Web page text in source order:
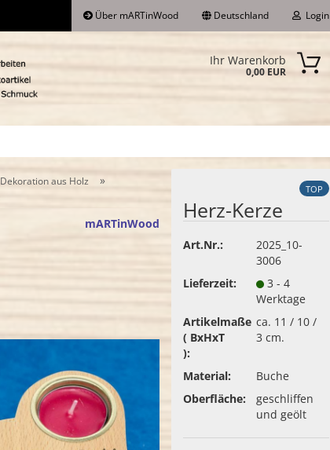
Über mARTinWood Deutschland Login
Konto erstellen
Ihr Warenkorb
0,00 EUR
Dekoration aus Holz »
mARTinWood
TOP
Herz-Kerze
Art.Nr.:
2025_10-
3006
Lieferzeit:
3 - 4
Werktage
Artikelmaße
( BxHxT
):
ca. 11 / 10 /
3 cm.
Material:
Buche
Oberfläche:
geschliffen
und geölt